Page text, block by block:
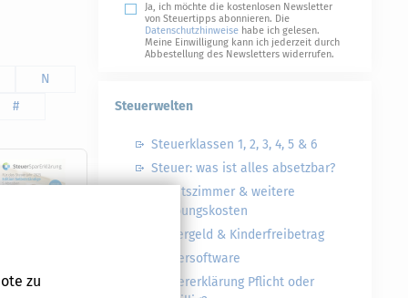
zu
N
#
Ja, ich möchte die kostenlosen Newsletter
von Steuertipps abonnieren. Die
Datenschutzhinweise habe ich gelesen.
Meine Einwilligung kann ich jederzeit durch
Abbestellung des Newsletters widerrufen.
Steuerwelten
Steuerklassen 1, 2, 3, 4, 5 & 6
Steuer: was ist alles absetzbar?
Arbeitszimmer & weitere
Werbungskosten
Kindergeld & Kinderfreibetrag
Steuersoftware
Steuererklärung Pflicht oder